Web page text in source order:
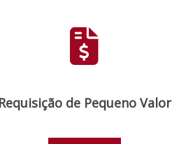
Requisição de Pequeno Valor